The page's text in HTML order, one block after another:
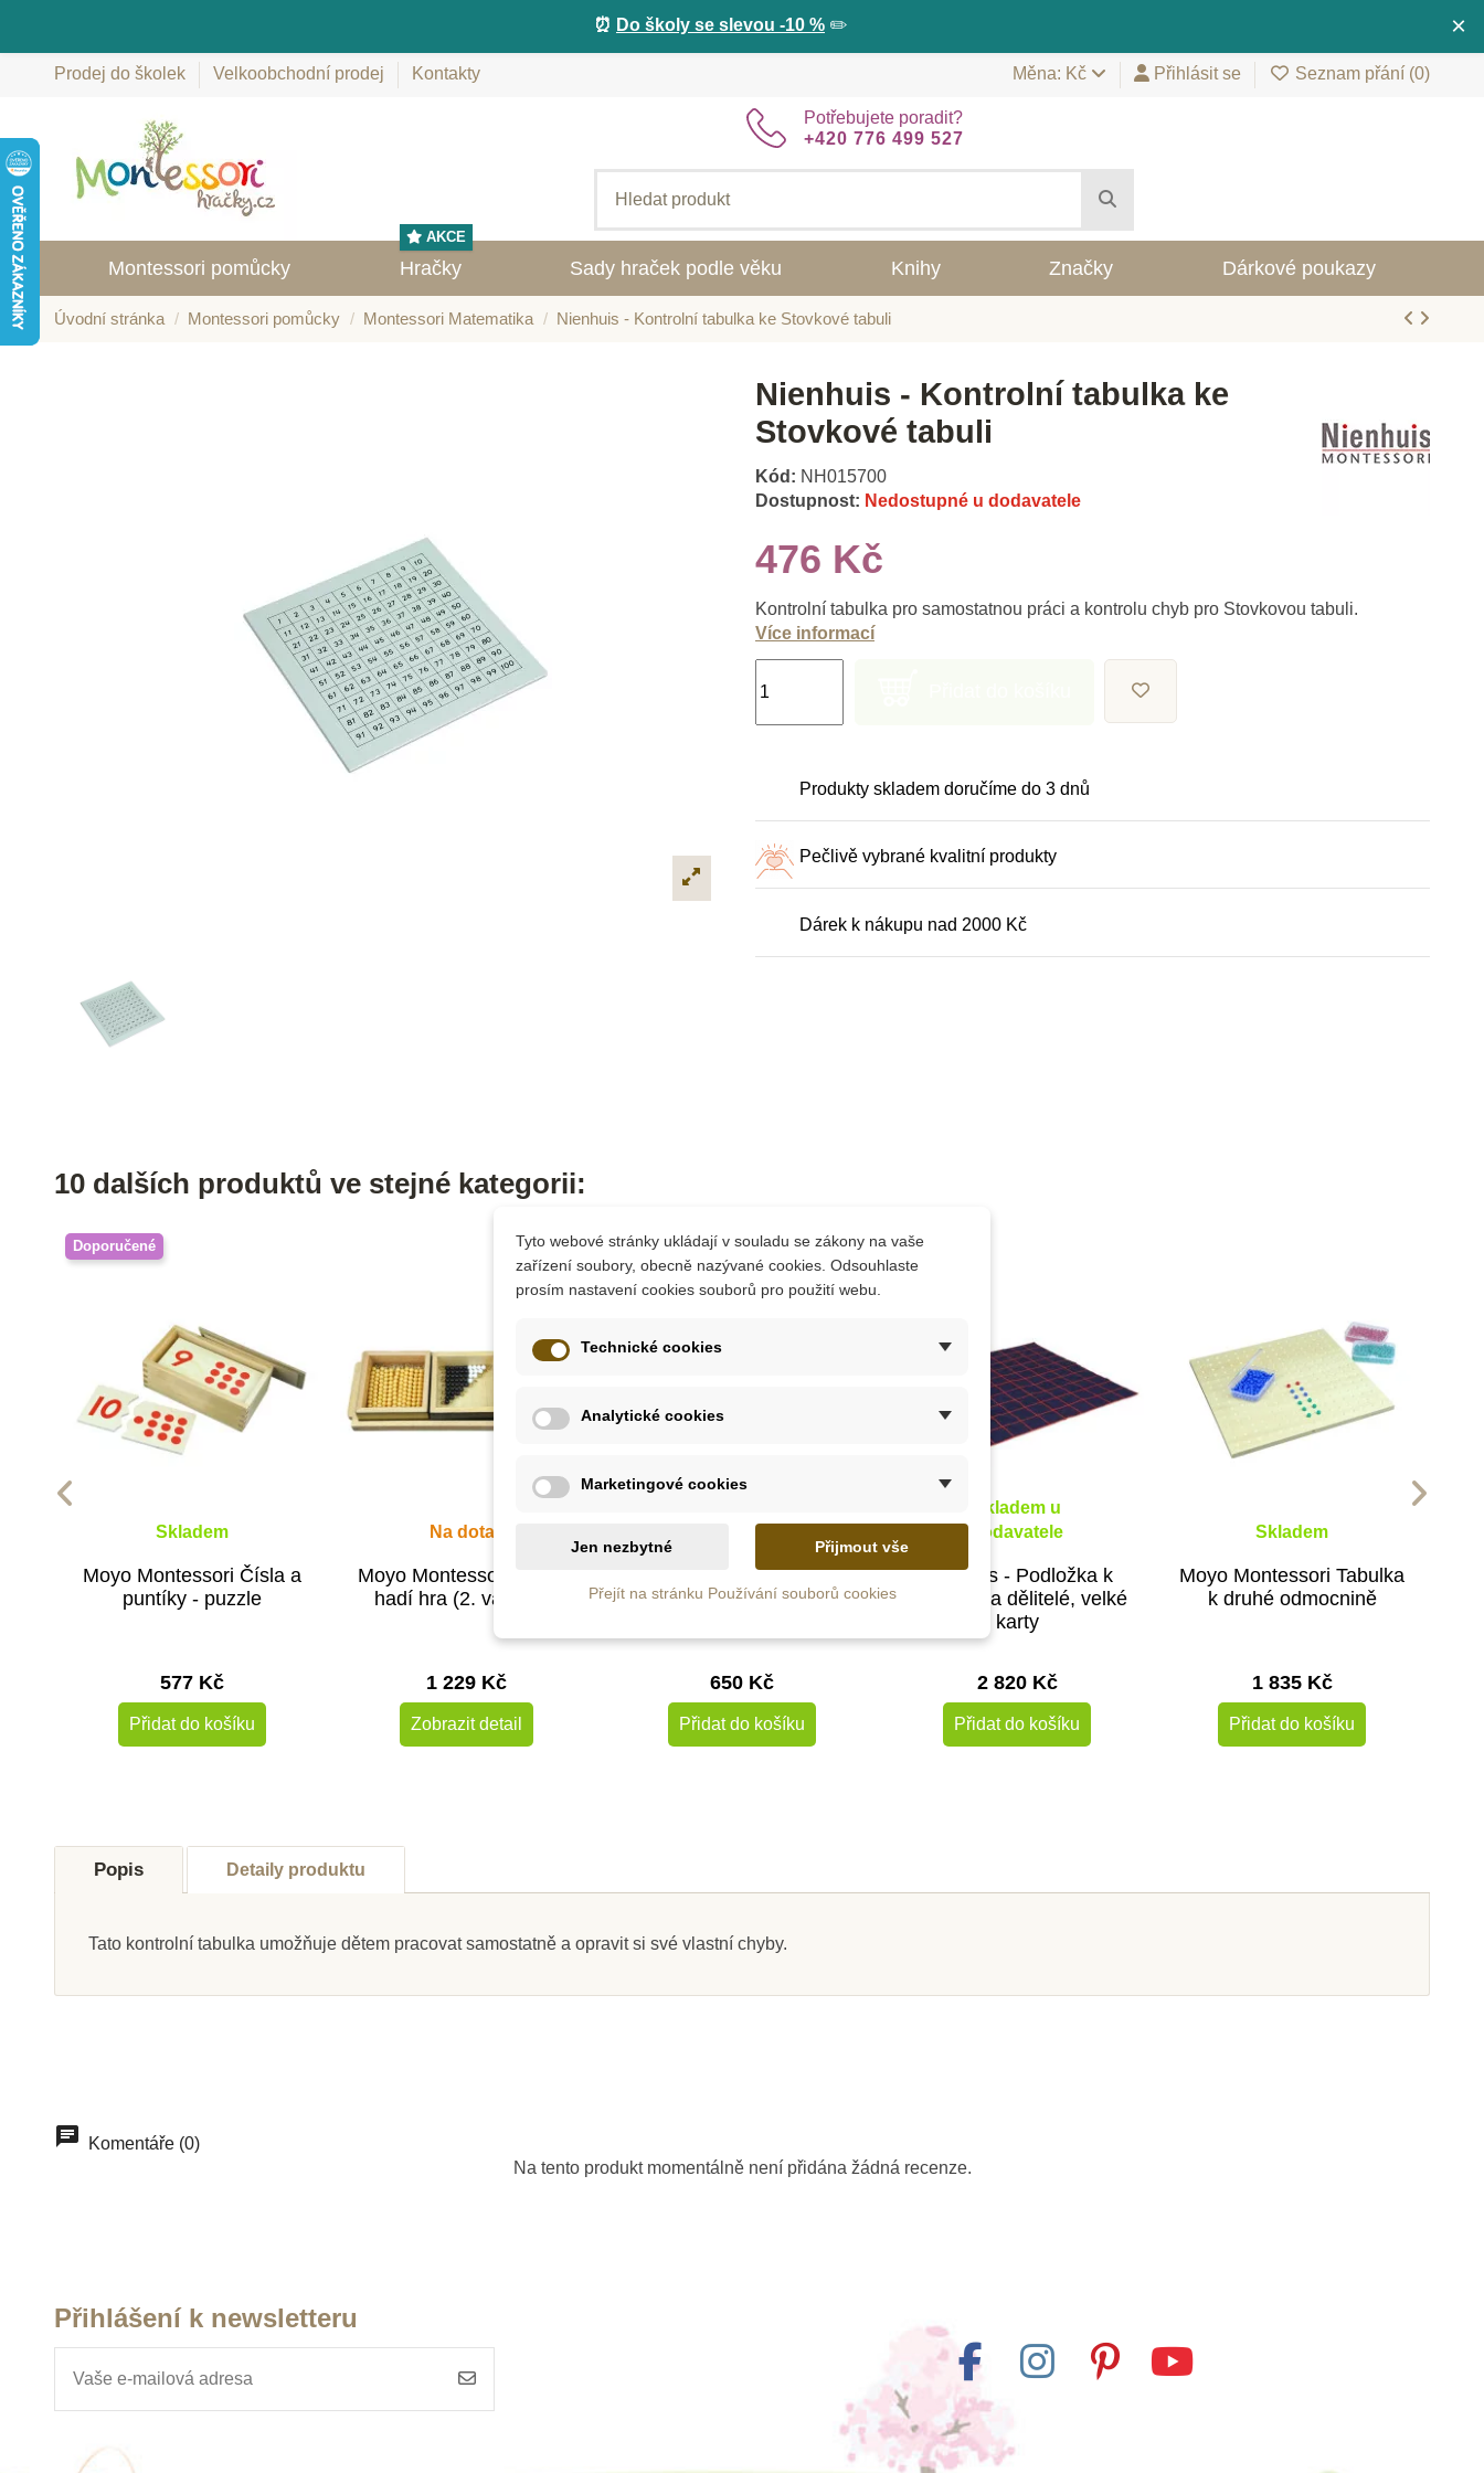
×
⏰ Do školy se slevou -10 % ✏️
Prodej do školek Velkoobchodní prodej Kontakty Měna: Kč Přihlásit se Seznam přání (0)
Potřebujete poradit?
+420 776 499 527
Montessori pomůcky Hračky
AKCE
Sady hraček podle věku Knihy Značky Dárkové poukazy
Úvodní stránka Montessori pomůcky Montessori Matematika Nienhuis - Kontrolní tabulka ke Stovkové tabuli
Nienhuis - Kontrolní tabulka ke
Stovkové tabuli
Kód: NH015700
Dostupnost: Nedostupné u dodavatele
476 Kč
Kontrolní tabulka pro samostatnou práci a kontrolu chyb pro Stovkovou tabuli.
Více informací
Produkty skladem doručíme do 3 dnů
Pečlivě vybrané kvalitní produkty
Dárek k nákupu nad 2000 Kč
10 dalších produktů ve stejné kategorii:
Doporučené
Skladem
Moyo Montessori Čísla a
puntíky - puzzle
577 Kč
Přidat do košíku
Na dotaz
Moyo Montessori Sčítací
hadí hra (2. varianta)
1 229 Kč
Zobrazit detail
Skladem
Moyo Montessori Čísla s
žetony
650 Kč
Přidat do košíku
Skladem u
dodavatele
Nienhuis - Podložka k
Násobky a dělitelé, velké
karty
2 820 Kč
Přidat do košíku
Skladem
Moyo Montessori Tabulka
k druhé odmocnině
1 835 Kč
Přidat do košíku
s podstavcem
Popis Detaily produktu
Tato kontrolní tabulka umožňuje dětem pracovat samostatně a opravit si své vlastní chyby.
Komentáře (0)
Na tento produkt momentálně není přidána žádná recenze.
Přihlášení k newsletteru
Tyto webové stránky ukládají v souladu se zákony na vaše
zařízení soubory, obecně nazývané cookies. Odsouhlaste
prosím nastavení cookies souborů pro použití webu.
Technické cookies
Analytické cookies
Marketingové cookies
Jen nezbytné Přijmout vše
Přejít na stránku Používání souborů cookies